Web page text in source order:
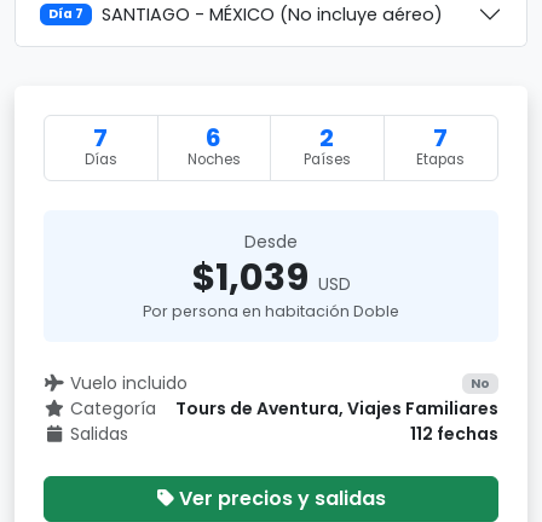
Día 7 SANTIAGO - MÉXICO (No incluye aéreo)
7
Días
6
Noches
2
Países
7
Etapas
Desde
$1,039 USD
Por persona en habitación Doble
Vuelo incluido No
Categoría
Tours de Aventura, Viajes Familiares
Salidas
112 fechas
Ver precios y salidas